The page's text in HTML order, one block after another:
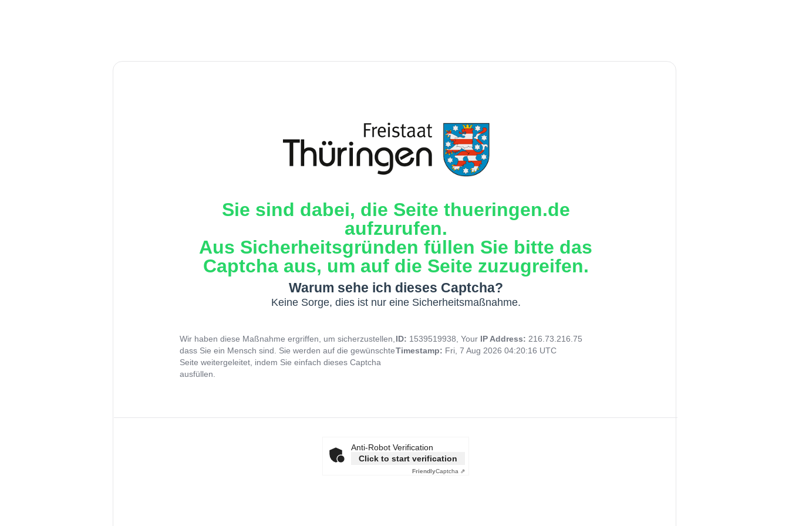
Sie sind dabei, die Seite thueringen.de
aufzurufen.
Aus Sicherheitsgründen füllen Sie bitte das
Captcha aus, um auf die Seite zuzugreifen.
Warum sehe ich dieses Captcha?
Keine Sorge, dies ist nur eine Sicherheitsmaßnahme.
Wir haben diese Maßnahme ergriffen, um sicherzustellen,
dass Sie ein Mensch sind. Sie werden auf die gewünschte
Seite weitergeleitet, indem Sie einfach dieses Captcha
ausfüllen.
ID: 1539519938, Your IP Address: 216.73.216.75
Timestamp: Fri, 7 Aug 2026 04:20:16 UTC
Anti-Robot Verification
Click to start verification
FriendlyCaptcha ⇗